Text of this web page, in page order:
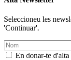
Seleccioneu les
'Continuar'.
En donar-te d'alta